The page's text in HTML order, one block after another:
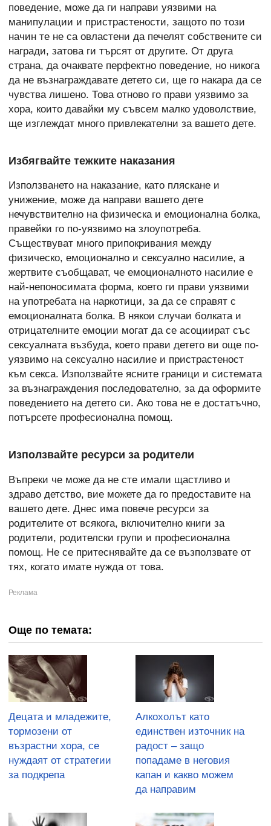
поведение, може да ги направи уязвими на
манипулации и пристрастености, защото по този
начин те не са овластени да печелят собствените си
награди, затова ги търсят от другите. От друга
страна, да очаквате перфектно поведение, но никога
да не възнаграждавате детето си, ще го накара да се
чувства лишено. Това отново го прави уязвимо за
хора, които давайки му съвсем малко удоволствие,
ще изглеждат много привлекателни за вашето дете.
Избягвайте тежките наказания
Използването на наказание, като пляскане и
унижение, може да направи вашето дете
нечувствително на физическа и емоционална болка,
правейки го по-уязвимо на злоупотреба.
Съществуват много припокривания между
физическо, емоционално и сексуално насилие, а
жертвите съобщават, че емоционалното насилие е
най-непоносимата форма, което ги прави уязвими
на употребата на наркотици, за да се справят с
емоционалната болка. В някои случаи болката и
отрицателните емоции могат да се асоциират със
сексуалната възбуда, което прави детето ви още по-
уязвимо на сексуално насилие и пристрастеност
към секса. Използвайте ясните граници и системата
за възнаграждения последователно, за да оформите
поведението на детето си. Ако това не е достатъчно,
потърсете професионална помощ.
Използвайте ресурси за родители
Въпреки че може да не сте имали щастливо и
здраво детство, вие можете да го предоставите на
вашето дете. Днес има повече ресурси за
родителите от всякога, включително книги за
родители, родителски групи и професионална
помощ. Не се притеснявайте да се възползвате от
тях, когато имате нужда от това.
Още по темата:
Децата и младежите,
тормозени от
възрастни хора, се
нуждаят от стратегии
за подкрепа
Алкохолът като
единствен източник на
радост – защо
попадаме в неговия
капан и какво можем
да направим